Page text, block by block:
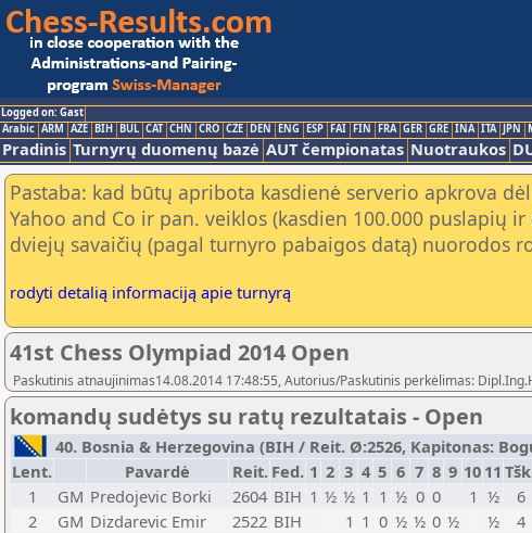
Logged on: Gast
Arabic ARM AZE BIH BUL CAT CHN CRO CZE DEN ENG ESP FAI FIN FRA GER GRE INA ITA JPN
Pradinis Turnyrų duomenų bazė AUT čempionatas Nuotraukos
Pastaba: kad būtų apribota kasdienė serverio apkrova
Yahoo and Co ir pan. veiklos (kasdien 100.000 puslapių
dviejų savaičių (pagal turnyro pabaigos datą) nuorodos
rodyti detalią informaciją apie turnyrą
41st Chess Olympiad 2014 Open
Paskutinis atnaujinimas14.08.2014 17:48:55, Autorius/Paskutinis perkėlimas:
komandų sudėtys su ratų rezultatais - Open
40. Bosnia & Herzegovina (BIH / Reit. Ø:2526, Kapitonas:
Lent.
Pavardė Reit. Fed. 1 2 3 4 5 6 7 8 9 10 11
1
GM Predojevic Borki 2604 BIH 1 ½ ½ 1 1 ½ 0 0 1 ½ 6
2
GM Dizdarevic Emir 2522 BIH 1 1 0 ½ ½ 0 ½ ½ 4